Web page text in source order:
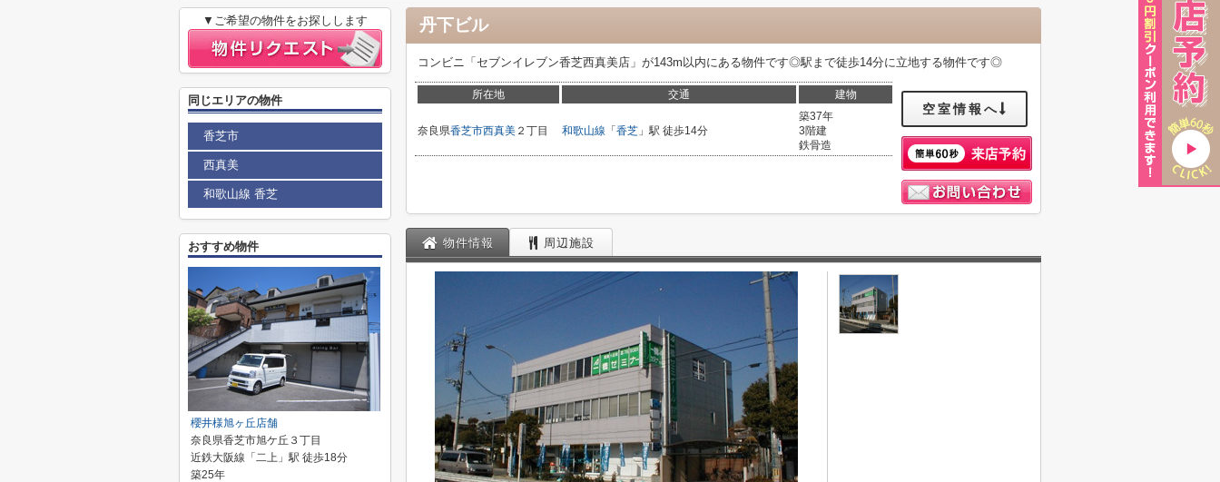
丹下ビル
コンビニ「セブンイレブン香芝西真美店」が143m以内にある物件です◎駅まで徒歩14分に立地する物件です◎
所在地 交通 建物
奈良県香芝市西真美 ２丁目 和歌山線 「 香芝 」駅 徒歩14分
築37年
3階建
鉄骨造
空室情報へ
物件情報 周辺施設
▼ご希望の物件をお探しします
同じエリアの物件
香芝市
西真美
和歌山線 香芝
おすすめ物件
櫻井様旭ヶ丘店舗
奈良県香芝市旭ケ丘３丁目
近鉄大阪線「二上」駅 徒歩18分
築25年